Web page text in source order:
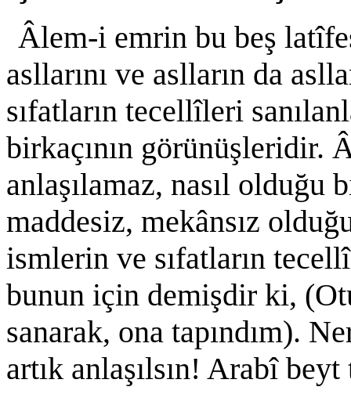
Âlem-i emrin bu beş
asllarını ve aslların da
sıfatların tecellîleri
birkaçının görünüşleridir.
anlaşılamaz, nasıl olduğu
maddesiz, mekânsız
ismlerin ve sıfatların
bunun için demişdir ki,
sanarak, ona tapındım).
artık anlaşılsın! Arabî